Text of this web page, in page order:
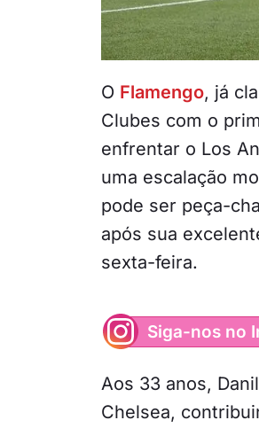
O Flamengo, já
Clubes com o
enfrentar o Los
uma escalação
pode ser peça-
após sua
sexta-feira.
Siga-nos no
Aos 33 anos,
Chelsea,